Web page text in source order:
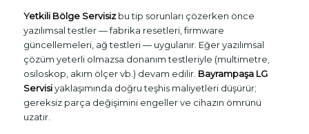
Yetkili Bölge Servisizbu tip sorunları çözerken önce
yazılımsal testler — fabrika resetleri, firmware
güncellemeleri, ağ testleri — uygulanır. Eğer yazılımsal
çözüm yeterli olmazsa donanım testleriyle (multimetre,
osiloskop, akım ölçer vb.) devam edilir. Bayrampaşa LG
Servisiyaklaşımında doğru teşhis maliyetleri düşürür;
gereksiz parça değişimini engeller ve cihazın ömrünü
uzatır.